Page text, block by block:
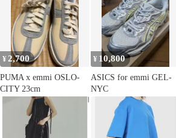
¥ 2,700
PUMA x emmi OSLO-
CITY 23cm
¥ 10,800
ASICS for emmi GEL-
NYC